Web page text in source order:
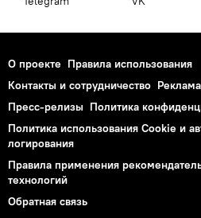
О проекте Правила использования
Контакты и сотрудничество Реклама
Пресс-релизы Политика
Политика использования Cookie и
логирования
Правила применения
технологий
Обратная связь